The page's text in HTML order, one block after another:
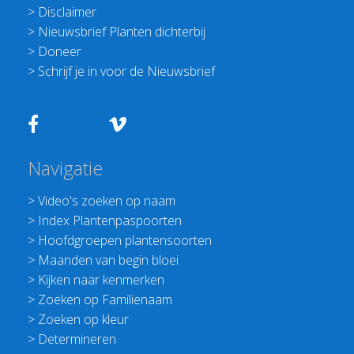
> Disclaimer
> Nieuwsbrief Planten dichterbij
> Doneer
> Schrijf je in voor de Nieuwsbrief
Navigatie
>Video's zoeken op naam
> Index Plantenpaspoorten
> Hoofdgroepen plantensoorten
> Maanden van begin bloei
> Kijken naar kenmerken
> Zoeken op Familienaam
> Zoeken op kleur
> Determineren